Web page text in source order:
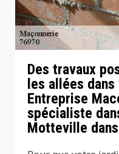
Des travaux
les allées
Entreprise
spécialiste
Motteville